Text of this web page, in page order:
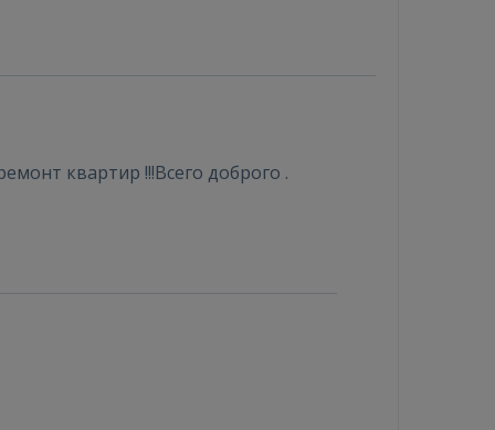
квартир !!!Всего доброго .